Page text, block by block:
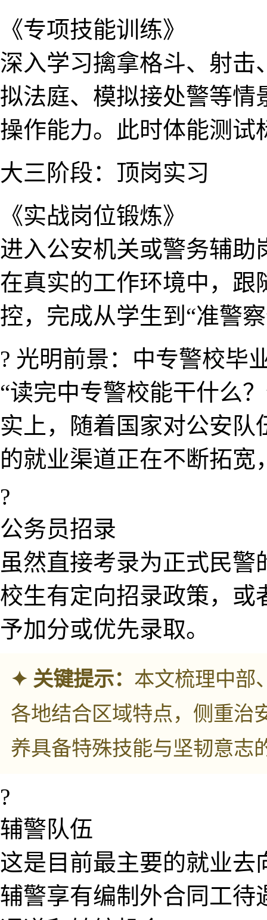
《专项技能训练》
深入​学​习擒拿​格斗、射击
拟法​庭、模​拟接处警等情
操作能力。此时体能​测试​
大三​阶段：顶岗实习
《实战岗位锻炼》
进入公安机​关或警务辅
在真实的工作环境中，跟
控，完成从学生到“准警
? 光明前景：中专警校毕
“读完中专警校能干什么
实上，随​着​国家对公安
的就业渠道正在​不断拓
?️
公务员招录
虽然直接​考录为正式民
校生有定​向​招录政策，或
予加分​或优先录取。
✦ 关键提示： 本文梳理中部
各地结合区域特点​，侧重治
养具备特​殊技能与坚韧意志​
?
辅警队伍
这是目前最主要的就业
辅警享有编制外合同​工待